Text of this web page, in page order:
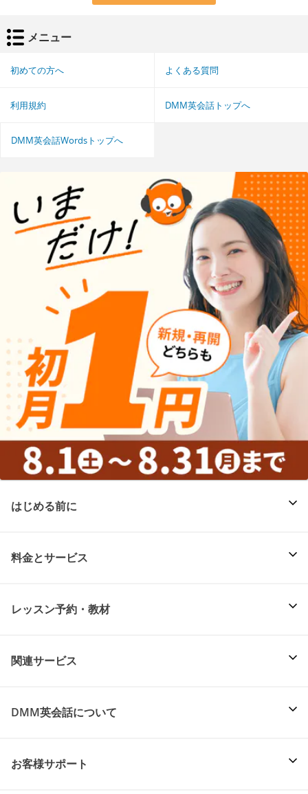
メニュー
初めての方へ よくある質問
利用規約 DMM英会話トップへ
DMM英会話Wordsトップへ
はじめる前に
料金とサービス
レッスン予約・教材
関連サービス
DMM英会話について
お客様サポート